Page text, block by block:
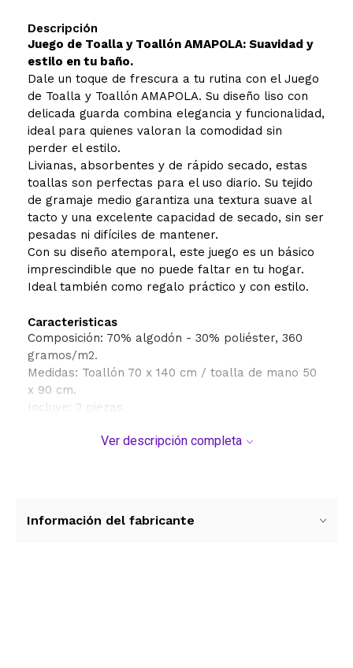
Descripción
Juego de Toalla y Toallón AMAPOLA: Suavidad y
estilo en tu baño.
Dale un toque de frescura a tu rutina con el Juego
de Toalla y Toallón AMAPOLA. Su diseño liso con
delicada guarda combina elegancia y funcionalidad,
ideal para quienes valoran la comodidad sin
perder el estilo.
Livianas, absorbentes y de rápido secado, estas
toallas son perfectas para el uso diario. Su tejido
de gramaje medio garantiza una textura suave al
tacto y una excelente capacidad de secado, sin ser
pesadas ni difíciles de mantener.
Con su diseño atemporal, este juego es un básico
imprescindible que no puede faltar en tu hogar.
Ideal también como regalo práctico y con estilo.
Caracteristicas
Composición: 70% algodón - 30% poliéster, 360
gramos/m2.
Medidas: Toallón 70 x 140 cm / toalla de mano 50
x 90 cm.
Incluye: 2 piezas.
Especificaciones
Secado a la sombra, no requieren plancha.
Ver descripción completa
Información del fabricante